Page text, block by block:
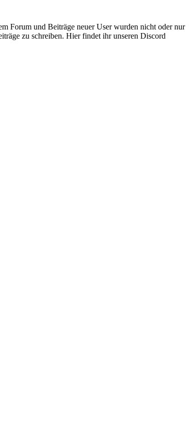
Forum und Beiträge neuer User wurden nicht oder nur
zu schreiben. Hier findet ihr unseren Discord